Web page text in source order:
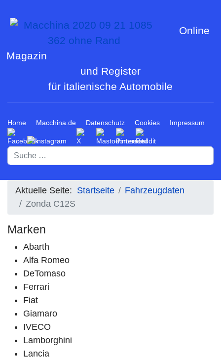
Online
Magazin
und Register
für italienische Automobile
Home Macchina.de Datenschutz Cookies Impressum
Suchen
Aktuelle Seite: Startseite
Fahrzeugdaten
Zonda C12S
Marken
Abarth
Alfa Romeo
DeTomaso
Ferrari
Fiat
Giamaro
IVECO
Lamborghini
Lancia